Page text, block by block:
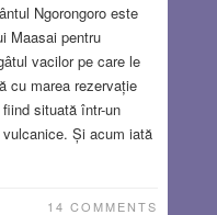
Ngorongoro este
Maasai pentru
vacilor pe care le
cu marea rezervație
situată într-un
Și acum iată
14 COMMENTS